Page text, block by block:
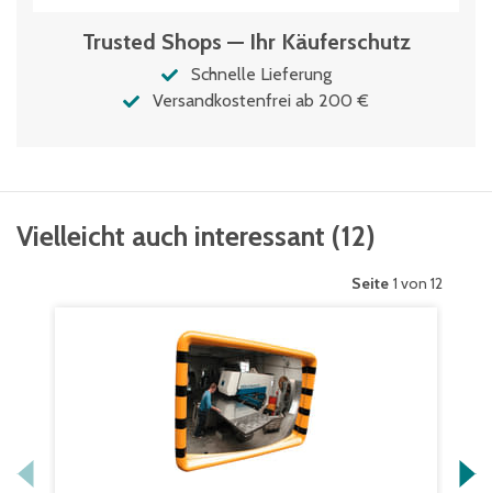
Trusted Shops — Ihr Käuferschutz
Schnelle Lieferung
Versandkostenfrei ab 200 €
Vielleicht auch interessant (12)
Seite 1 von 12